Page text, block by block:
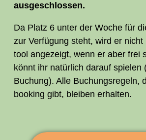
ausgeschlossen.
Da Platz 6 unter der Woche für
zur Ver­fü­gung steht, wird er
tool ange­zeigt, wenn er aber frei
könnt ihr natür­lich dar­auf spie­len
Buchung). Alle Buchungs­re­geln,
boo­king gibt, blei­ben erhalten.